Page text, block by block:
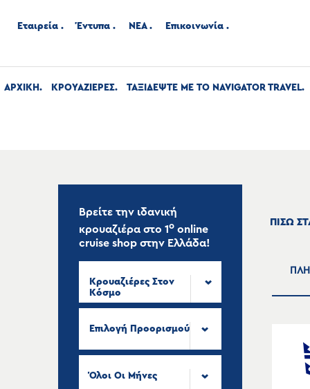
Εταιρεία Έντυπα ΝΕΑ Επικοινωνία
ΑΡΧΙΚΉ ΚΡΟΥΑΖΙΕΡΕΣ ΤΑΞΙΔΕΨΤΕ ΜΕ ΤΟ NAVIGATOR TRAVEL
Βρείτε την ιδανική
κρουαζιέρα στο 1ο online
cruise shop στην Ελλάδα!
Κρουαζιέρες Στον
Κόσμο
Επιλογή Προορισμού
Όλοι Οι Μήνες
ΠΙΣΩ